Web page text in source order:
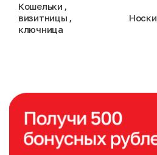
Кошельки ,
визитницы ,
ключница
Носки